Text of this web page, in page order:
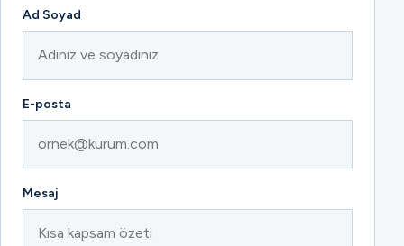
Ad Soyad
E-posta
Mesaj